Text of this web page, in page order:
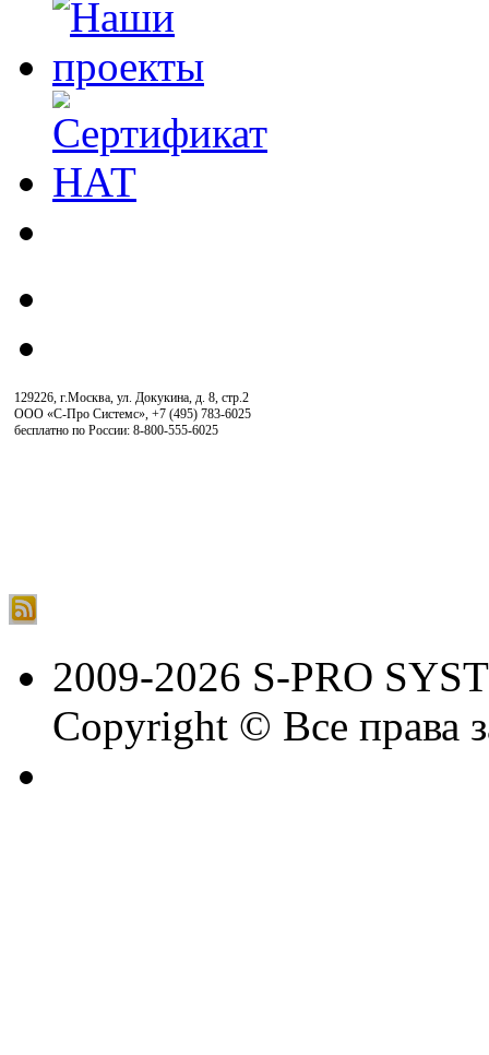
129226, г.Москва, ул. Докукина, д. 8, стр.2
ООО «С-Про Системс», +7 (495) 783-6025
бесплатно по России: 8-800-555-6025
2009-2026 S-PRO
Copyright © Все права